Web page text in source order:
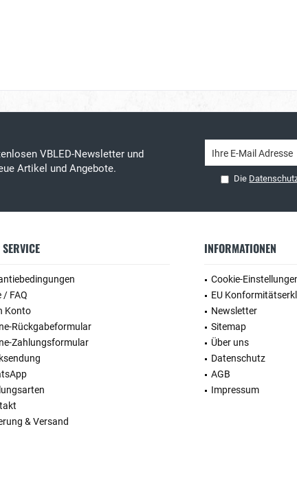
VBLED-Newsletter und
Artikel und Angebote.
Die
/ FAQ
Konto
Rückgabeformular
Zahlungsformular
& Versand
INFORMATIONEN
Cookie-
EU
Newsletter
Sitemap
Über uns
Datenschutz
AGB
Impressum